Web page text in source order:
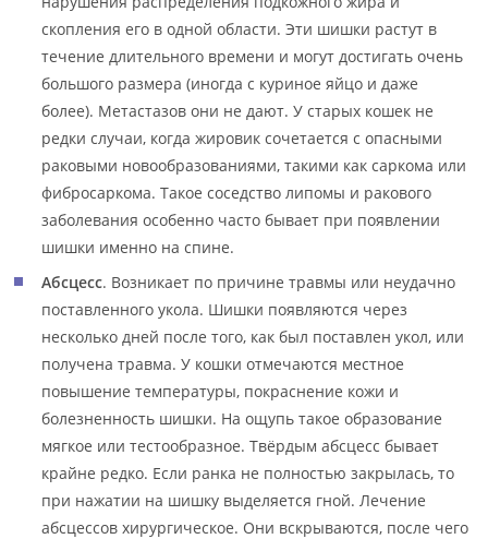
скопления его в одной области. Эти шишки растут в
течение длительного времени и могут достигать очень
большого размера (иногда с куриное яйцо и даже
более). Метастазов они не дают. У старых кошек не
редки случаи, когда жировик сочетается с опасными
раковыми новообразованиями, такими как саркома или
фибросаркома. Такое соседство липомы и ракового
заболевания особенно часто бывает при появлении
шишки именно на спине.
Абсцесс. Возникает по причине травмы или неудачно
поставленного укола. Шишки появляются через
несколько дней после того, как был поставлен укол, или
получена травма. У кошки отмечаются местное
повышение температуры, покраснение кожи и
болезненность шишки. На ощупь такое образование
мягкое или тестообразное. Твёрдым абсцесс бывает
крайне редко. Если ранка не полностью закрылась, то
при нажатии на шишку выделяется гной. Лечение
абсцессов хирургическое. Они вскрываются, после чего